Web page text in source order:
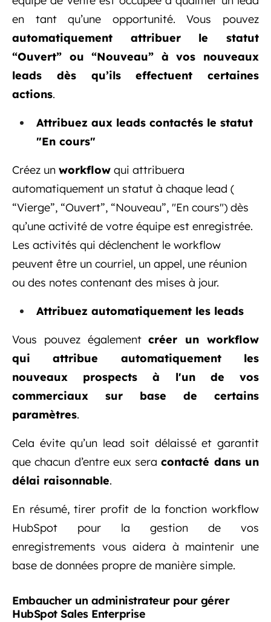
en tant qu’une opportunité. Vous pouvez
automatiquement attribuer le statut
“Ouvert” ou “Nouveau” à vos nouveaux
leads dès qu’ils effectuent certaines
actions.
Attribuez aux leads contactés le statut
"En cours"
Créez un workflow qui attribuera
automatiquement un statut à chaque lead (
“Vierge”, “Ouvert”, “Nouveau”, "En cours") dès
qu’une activité de votre équipe est enregistrée.
Les activités qui déclenchent le workflow
peuvent être un courriel, un appel, une réunion
ou des notes contenant des mises à jour.
Attribuez automatiquement les leads
Vous pouvez égalementcréer un workflow
qui attribue automatiquement les
nouveaux prospects à l'un de vos
commerciaux sur base de certains
paramètres.
Cela évite qu’un lead soit délaissé et garantit
que chacun d’entre eux seracontacté dans un
délai raisonnable.
En résumé, tirer profit de la fonction workflow
HubSpot pour la gestion de vos
enregistrements vous aidera à maintenir une
base de données propre de manière simple.
Embaucher un administrateur pour gérer
HubSpot Sales Enterprise